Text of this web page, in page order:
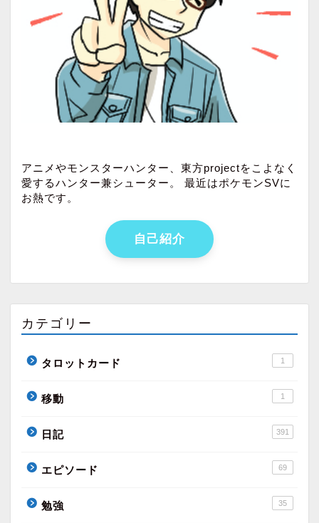
アニメやモンスターハンター、東方projectをこよなく
愛するハンター兼シューター。 最近はポケモンSVに
お熱です。
自己紹介
カテゴリー
タロットカード 1
移動 1
日記 391
エピソード 69
勉強 35